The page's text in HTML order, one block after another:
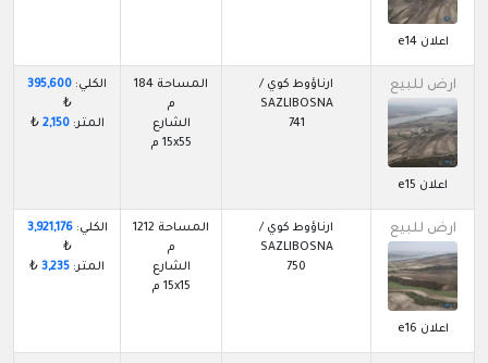
اعلان e14
ارض للبيع
اعلان e15
ارناؤوط كوي /
SAZLIBOSNA
741
المساحة 184
م
الشارع
15x55 م
الكلي: 395,600
₺
المتر:2,150
₺
ارض للبيع
اعلان e16
ارناؤوط كوي /
SAZLIBOSNA
750
المساحة 1212
م
الشارع
15x15 م
الكلي:3,921,176
₺
المتر: 3,235
₺